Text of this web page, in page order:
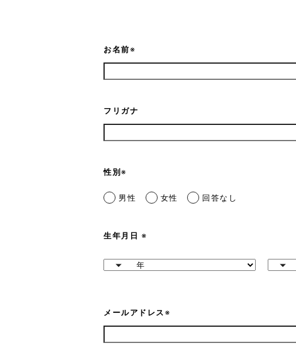
お名前※
フリガナ
性別 ※
男性 女性 回答なし
生年月日 ※
メールアドレス※